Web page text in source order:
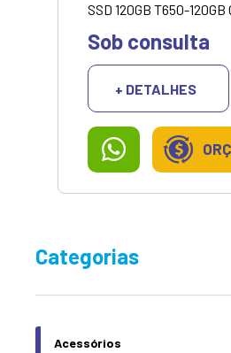
Categorias
Acessórios
SSD 120GB T650-120GB
Sob consulta
+ DETALHES